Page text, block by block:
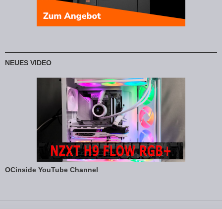
NEUES VIDEO
OCinside YouTube Channel